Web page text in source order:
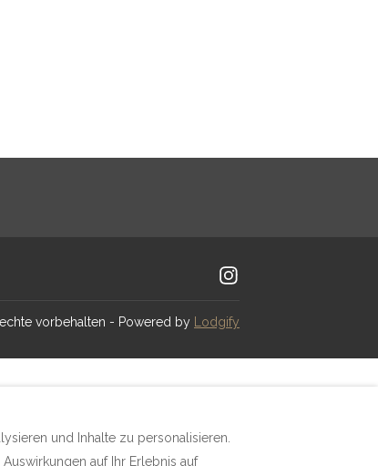
vorbehalten - Powered by Lodgify
und Inhalte zu personalisieren.
auf Ihr Erlebnis auf